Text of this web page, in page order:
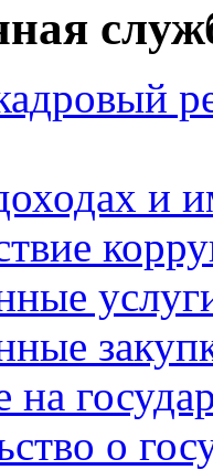
и
на
о